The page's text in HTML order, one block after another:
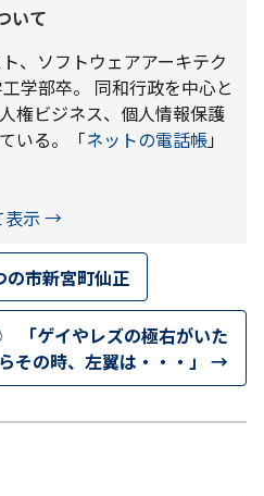
いて
、ソフトウェアアーキテク
学部卒。 同和行政を中心と
権ビジネス、個人情報保護
いる。「ネットの電話帳」
表示 →
市新宮町仙正
ゲイやレズの極右がいた
らその時、左翼は・・・」 →